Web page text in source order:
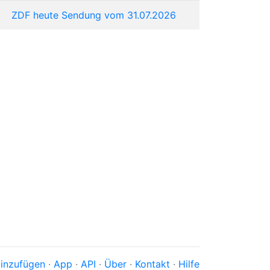
ZDF heute Sendung vom 31.07.2026
· App · API · Über · Kontakt · Hilfe